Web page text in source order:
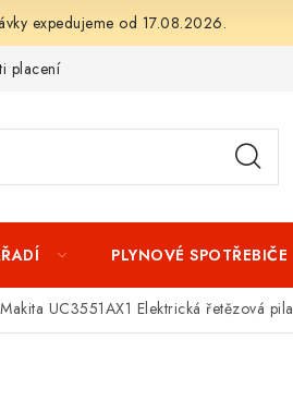
expedujeme od 17.08.2026.
placení
PLYNOVÉ SPOTŘEBIČE
Makita UC3551AX1 Elektrická řetězová pila